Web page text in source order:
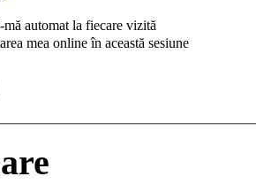
automat la fiecare vizită
mea online în această sesiune